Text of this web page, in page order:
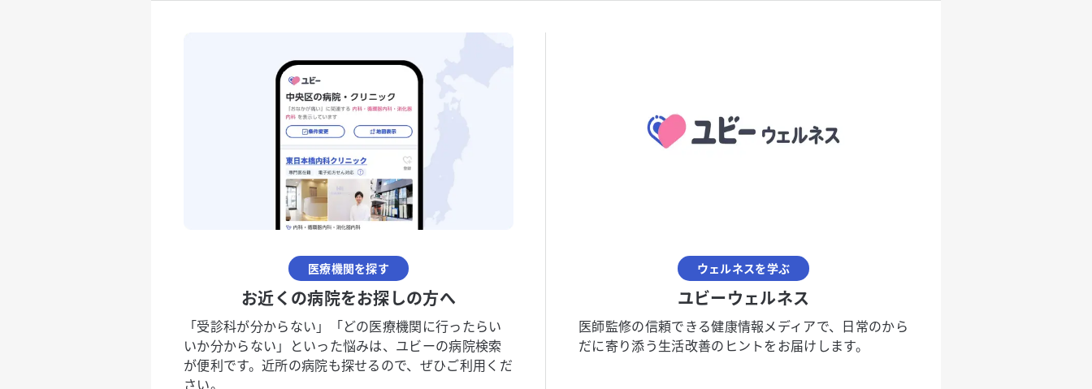
医療機関を探す
お近くの病院をお探しの方へ
「受診科が分からない」「どの医療機関に行ったらい
いか分からない」といった悩みは、ユビーの病院検索
が便利です。近所の病院も探せるので、ぜひご利用くだ
さい。
ウェルネスを学ぶ
ユビーウェルネス
医師監修の信頼できる健康情報メディアで、日常のから
だに寄り添う生活改善のヒントをお届けします。